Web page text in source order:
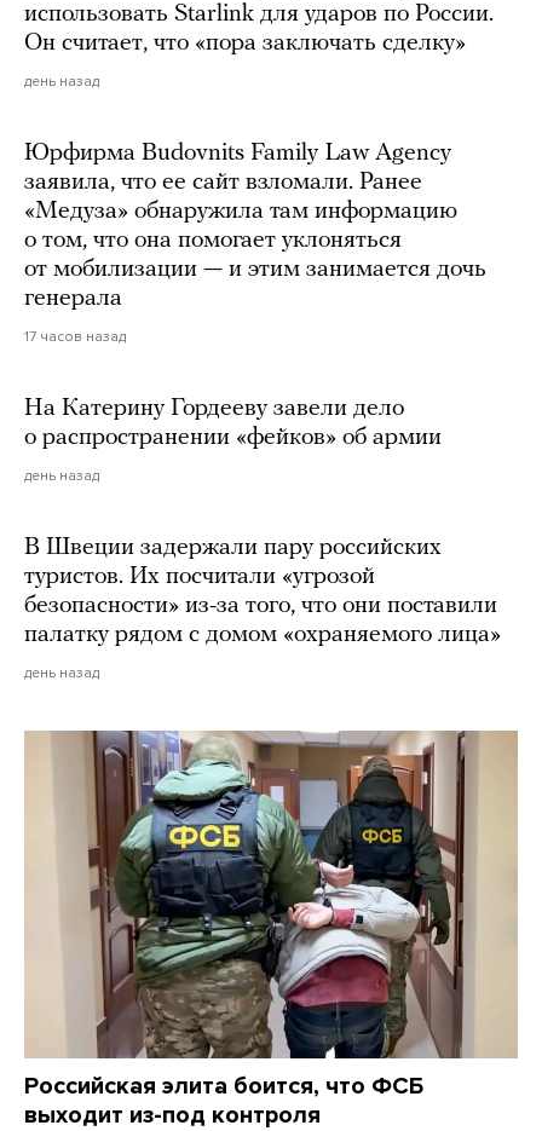
использовать Starlink для ударов по России.
Он считает, что «пора заключать сделку»
день назад
Юрфирма Budovnits Family Law Agency
заявила, что ее сайт взломали. Ранее
«Медуза» обнаружила там информацию
о том, что она помогает уклоняться
от мобилизации — и этим занимается дочь
генерала
17 часов назад
На Катерину Гордееву завели дело
о распространении «фейков» об армии
день назад
В Швеции задержали пару российских
туристов. Их посчитали «угрозой
безопасности» из-за того, что они поставили
палатку рядом с домом «охраняемого лица»
день назад
Российская элита боится, что ФСБ
выходит из-под контроля